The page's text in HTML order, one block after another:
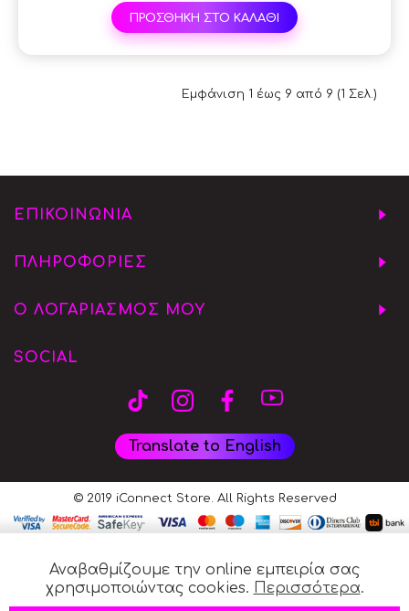
ΠΡΟΣΘΗΚΗ ΣΤΟ ΚΑΛΑΘΙ
Εμφάνιση 1 έως 9 από 9 (1 Σελ.)
ΕΠΙΚΟΙΝΩΝΙΑ
ΠΛΗΡΟΦΟΡΙΕΣ
Ο ΛΟΓΑΡΙΑΣΜΟΣ ΜΟΥ
SOCIAL
Translate to English
© 2019 iConnect Store. All Rights Reserved
Αναβαθμίζουμε την online εμπειρία σας
χρησιμοποιώντας cookies. Περισσότερα.